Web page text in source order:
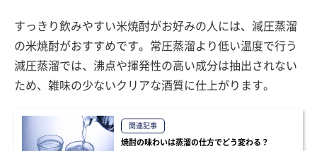
すっきり飲みやすい米焼酎がお好みの人には、減圧蒸溜
の米焼酎がおすすめです。常圧蒸溜より低い温度で行う
減圧蒸溜では、沸点や揮発性の高い成分は抽出されない
ため、雑味の少ないクリアな酒質に仕上がります。
関連記事
焼酎の味わいは蒸溜の仕方でどう変わる？